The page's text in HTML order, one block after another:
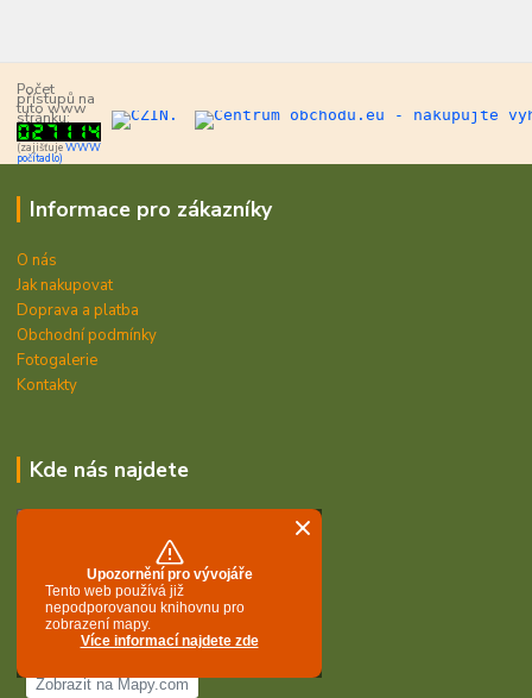
Počet
přístupů na
tuto www
stránku:
(zajišťujeWWW
počítadlo)
Informace pro zákazníky
O nás
Jak nakupovat
Doprava a platba
Obchodní podmínky
Fotogalerie
Kontakty
Kde nás najdete